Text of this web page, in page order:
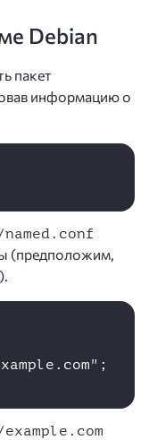
Debian
пакет
информацию о
(предположим,